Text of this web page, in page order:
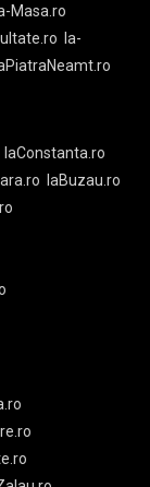
Masa.ro
la-
laConstanta.ro
laBuzau.ro